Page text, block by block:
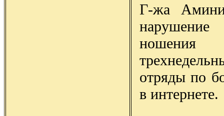
Г-жа Амини
ношения
отряды по
в интернете.